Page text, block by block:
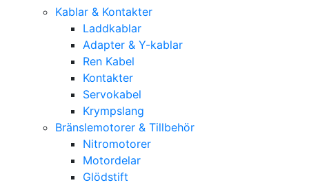
Kablar & Kontakter
Laddkablar
Adapter & Y-kablar
Ren Kabel
Kontakter
Servokabel
Krympslang
Bränslemotorer & Tillbehör
Nitromotorer
Motordelar
Glödstift